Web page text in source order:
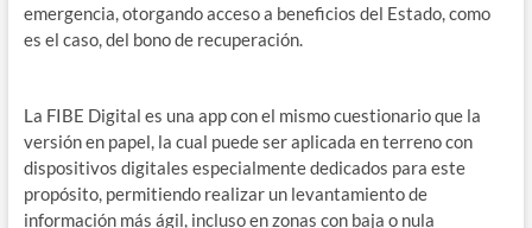
emergencia, otorgando acceso a beneficios del Estado, como
es el caso, del bono de recuperación.
La FIBE Digital es una app con el mismo cuestionario que la
versión en papel, la cual puede ser aplicada en terreno con
dispositivos digitales especialmente dedicados para este
propósito, permitiendo realizar un levantamiento de
información más ágil, incluso en zonas con baja o nula